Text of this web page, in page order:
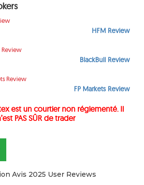
UN COMPTE GRATUIT
HFM Review
BlackBull Review
FP Markets Review
est un courtier non réglementé. Il
PAS SÛR de trader
Avis 2025 User Reviews